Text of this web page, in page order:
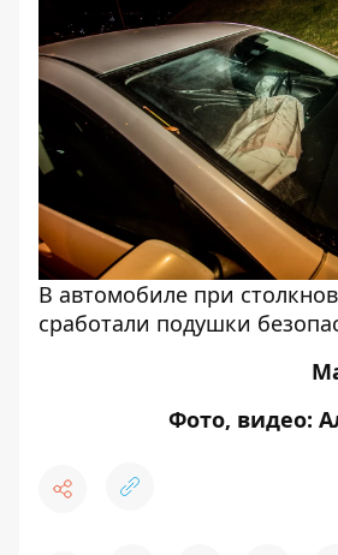
В автомобиле при
сработали подушки
Фото, видео: